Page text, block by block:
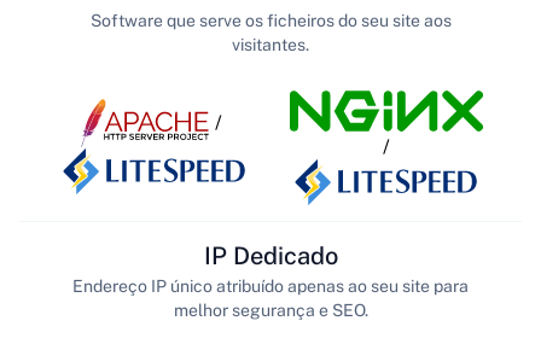
/
Software que serve os ficheiros do seu site aos
visitantes.
/
IP Dedicado
Endereço IP único atribuído apenas ao seu site para
melhor segurança e SEO.